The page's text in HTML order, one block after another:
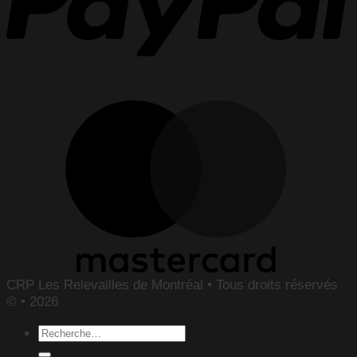
CRP Les Relevailles de Montréal • Tous droits réservés
© • 2026
Recherche